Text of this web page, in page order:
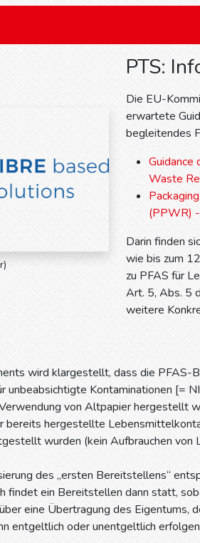
PTS:
Die EU-
erwartete
begleitendes
Guidance
Waste
(PPWR)
Darin finden
wie bis zum
zu PFAS für
Art. 5, Abs. 5
weitere
wird klargestellt, dass die PFAS-
unbeabsichtigte Kontaminationen [=
von Altpapier hergestellt
bereits hergestellte
wurden (kein Aufbrauchen von
des „ersten Bereitstellens“
findet ein Bereitstellen dann statt,
eine Übertragung des Eigentums,
entgeltlich oder unentgeltlich